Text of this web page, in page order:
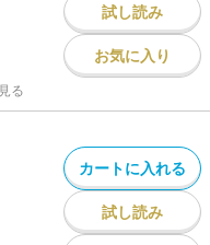
試し読み
お気に入り
る
カートに入れる
試し読み